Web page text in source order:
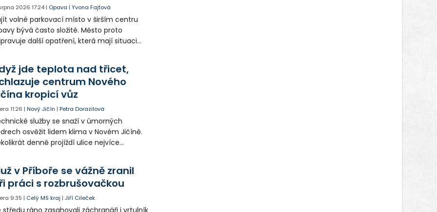
2026 17:24 | Opava |Yvona Fajtová
volné parkovací místo v širším centru
bývá často složité. Město proto
další opatření, která mají situaci
řidiče v parkovacích zónách.
jde teplota nad třicet,
centrum Nového
kropicí vůz
11:26 |Nový Jičín |Petra Dorazilová
služby se snaží v úmorných
osvěžit lidem klima v Novém Jičíně.
denně projíždí ulice nejvíce
v Příboře se vážně zranil
práci s rozbrušovačkou
9:35 | Celý MS kraj |Jiří Cileček